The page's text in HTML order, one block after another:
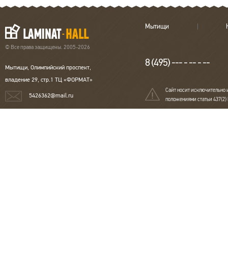
© Все права защищены. 2005-2026
Мытищи, Олимпийский проспект,
владение 29, стр.1 ТЦ «ФОРМАТ»
5426362@mail.ru
Мытищи
8 (495) --- - -- - --
Сайт носит исключительно
положениями статьи